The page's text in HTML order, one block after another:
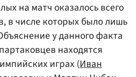
на матч оказалось всего
в числе которых было лишь
у данного факта
находятся
играх (Иван